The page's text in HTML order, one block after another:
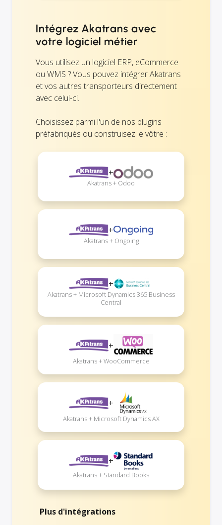
Intégrez Akatrans avec
votre logiciel métier
Vous utilisez un logiciel ERP, eCommerce
ou WMS ? Vous pouvez intégrer Akatrans
et vos autres transporteurs directement
avec celui-ci.
Choisissez parmi l'un de nos plugins
préfabriqués ou construisez le vôtre :
+
Akatrans + Odoo
+
Akatrans + Ongoing
+
Akatrans + Microsoft Dynamics 365 Business
Central
+
Akatrans + WooCommerce
+
Akatrans + Microsoft Dynamics AX
+
Akatrans + Standard Books
Plus d'intégrations